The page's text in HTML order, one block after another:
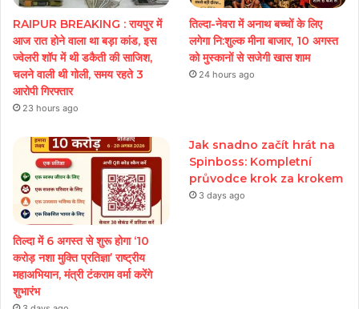
RAIPUR BREAKING : रायपुर में
आज रात होने वाला था बड़ा कांड, इस
ज्वेलरी शॉप में थी डकैती की साजिश,
चलने वाली थी गोली, समय रहते 3
आरोपी गिरफ्तार
23 hours ago
तिल्दा-नेवरा में अनाथ बच्चों के लिए
लगेगा नि:शुल्क मीना बाजार, 10 अगस्त
को मुस्कानों से सजेगी खास शाम
24 hours ago
तिल्दा में 6 अगस्त से शुरू होगा ‘10
करोड़ नशा मुक्ति प्रतिज्ञा’ राष्ट्रीय
महाअभियान, मंत्री टंकराम वर्मा करेंगे
शुभारंभ
Jak snadno začít hrát na
Spinboss: Kompletní
průvodce krok za krokem
3 days ago